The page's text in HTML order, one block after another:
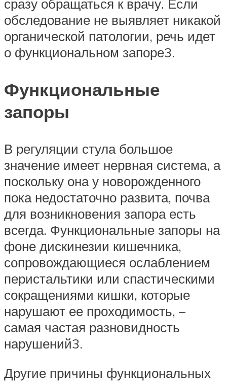
сразу обращаться к врачу. Если
обследование не выявляет никакой
органической патологии, речь идет
о функциональном запоре3.
Функциональные
запоры
В регуляции стула большое
значение имеет нервная система, а
поскольку она у новорожденного
пока недостаточно развита, почва
для возникновения запора есть
всегда. Функциональные запоры на
фоне дискинезии кишечника,
сопровождающиеся ослаблением
перистальтики или спастическими
сокращениями кишки, которые
нарушают ее проходимость, –
самая частая разновидность
нарушений3.
Другие причины функциональных